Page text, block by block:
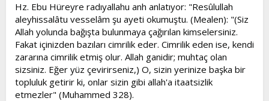
Hz. Ebu Hüreyre radıyallahu anh anlatıyor: "Resûlullah
aleyhissalâtu vesselâm şu ayeti okumuştu. (Mealen): "(Siz
Allah yolunda bağışta bulunmaya çağırılan kimselersiniz.
Fakat içinizden bazıları cimrilik eder. Cimrilik eden ise, kendi
zararına cimrilik etmiş olur. Allah ganidir; muhtaç olan
sizsiniz. Eğer yüz çevirirseniz,) O, sizin yerinize başka bir
topluluk getirir ki, onlar sizin gibi allah'a itaatsizlik
etmezler" (Muhammed 328).